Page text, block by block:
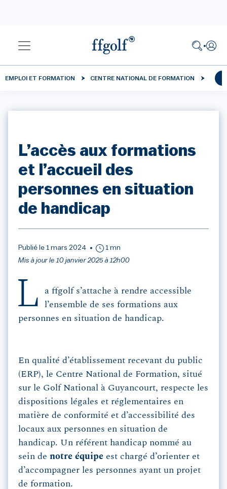
EMPLOI ET FORMATION CENTRE NATIONAL DE FORMATION
L’accès aux formations
et l’accueil des
personnes en situation
de handicap
Publié le 1 mars 2024
1 mn
Mis à jour le 10 janvier 2025 à 12h00
L
a ffgolf s’attache à rendre accessible
l’ensemble de ses formations aux
personnes en situation de handicap.
En qualité d’établissement recevant du public
(ERP), le Centre National de Formation, situé
sur le Golf National à Guyancourt, respecte les
dispositions légales et réglementaires en
matière de conformité et d’accessibilité des
locaux aux personnes en situation de
handicap. Un référent handicap nommé au
sein de notre équipe est chargé d’orienter et
d’accompagner les personnes ayant un projet
de formation.